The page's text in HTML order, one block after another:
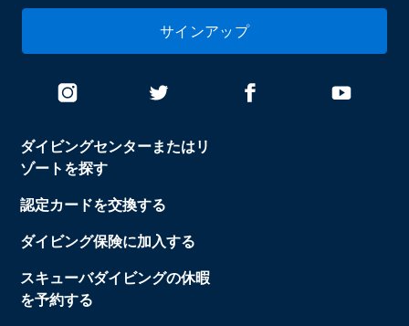
ダイビングセンターまたはリ
ゾートを探す
認定カードを交換する
ダイビング保険に加入する
スキューバダイビングの休暇
を予約する
サインアップ